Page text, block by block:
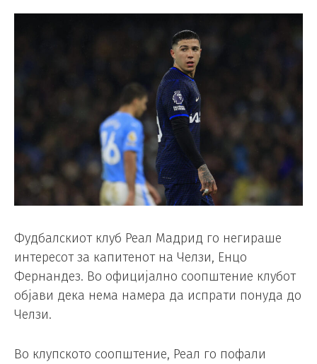
Фудбалскиот клуб Реал Мадрид го негираше
интересот за капитенот на Челзи, Енцо
Фернандез. Во официјално соопштение клубот
објави дека нема намера да испрати понуда до
Челзи.
Во клупското соопштение, Реал го пофали